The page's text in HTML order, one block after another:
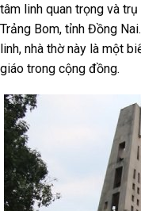
tâm linh quan trọng và
Trảng Bom, tỉnh Đồng
linh, nhà thờ này là một
giáo trong cộng đồng.